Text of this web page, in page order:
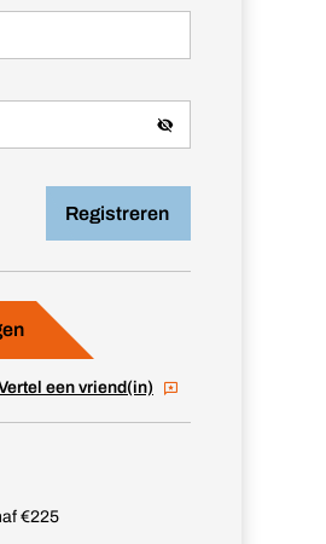
Registreren
een vriend(in)
€225